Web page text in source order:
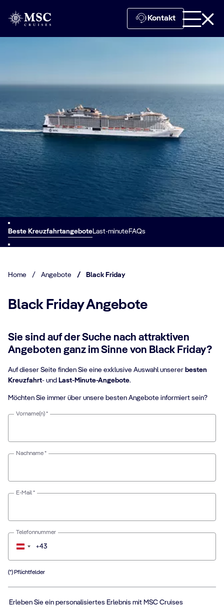
Kontakt
Beste KreuzfahrtangeboteLast-minute FAQs
Home / Angebote / Black Friday
Black Friday Angebote
Sie sind auf der Suche nach attraktiven
Angeboten ganz im Sinne von Black Friday?
Auf dieser Seite finden Sie eine exklusive Auswahl unserer besten
Kreuzfahrt- und Last-Minute-Angebote.
Möchten Sie immer über unsere besten Angebote informiert sein?
Vorname(n) *
Nachname *
E-Mail *
Telefonnummer
Österreich
+43
(*) Pflichtfelder
Erleben Sie ein personalisiertes Erlebnis mit MSC Cruises